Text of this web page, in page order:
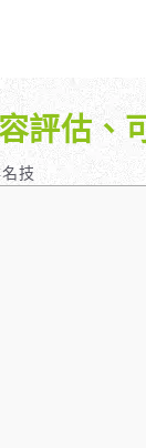
化網站語法：提升
分析：精準制定
？
我的業務？
評估、
技